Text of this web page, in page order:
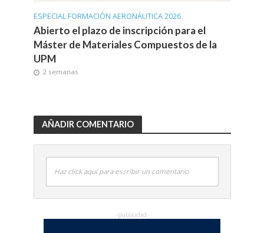
ESPECIAL FORMACIÓN AERONÁUTICA 2026
Abierto el plazo de inscripción para el
Máster de Materiales Compuestos de la
UPM
2 semanas
AÑADIR COMENTARIO
Haz click aquí para escribir un comentario